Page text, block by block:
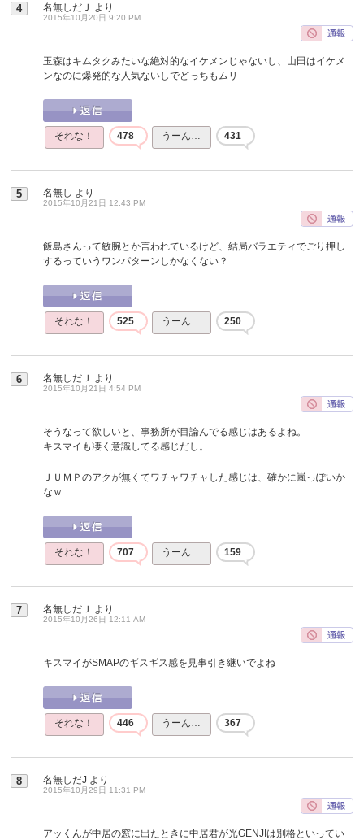
4 名無しだＪ より
2015年10月20日 9:20 PM
玉森はキムタクみたいな絶対的なイケメンじゃないし、山田はイケメ
ンなのに爆発的な人気ないしでどっちもムリ
それな！ 478 うーん… 431
5 名無し より
2015年10月21日 12:43 PM
飯島さんって敏腕とか言われているけど、結局バラエティでごり押し
するっていうワンパターンしかなくない？
それな！ 525 うーん… 250
6 名無しだＪ より
2015年10月21日 4:54 PM
そうなって欲しいと、事務所が目論んでる感じはあるよね。
キスマイも凄く意識してる感じだし。
ＪＵＭＰのアクが無くてワチャワチャした感じは、確かに嵐っぽいか
なｗ
それな！ 707 うーん… 159
7 名無しだＪ より
2015年10月26日 12:11 AM
キスマイがSMAPのギスギス感を見事引き継いでよね
それな！ 446 うーん… 367
8 名無しだJ より
2015年10月29日 11:31 PM
アッくんが中居の窓に出たときに中居君が光GENJIは別格といってい